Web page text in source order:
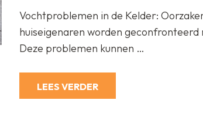
Vochtproblemen in de Kelder:
huiseigenaren worden
Deze problemen kunnen …
LEES VERDER